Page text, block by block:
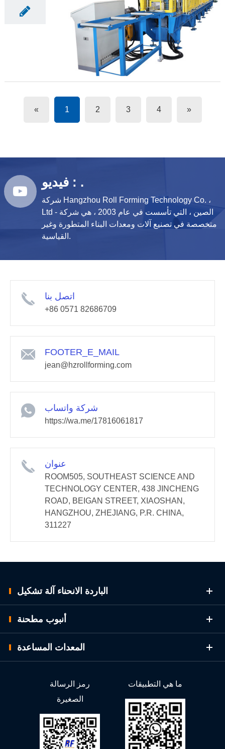
« 1 2 3 4 »
فيديو : .
شركة Hangzhou Roll Forming Technology Co. ،
Ltd - الصين ، التي تأسست في عام 2003 ، هي شركة
متخصصة في تصنيع آلات ومعدات البناء المتطورة وغير
القياسية.
اتصل بنا
+86 0571 82686709
FOOTER_E_MAIL
jean@hzrollforming.com
شركة واتساب
https://wa.me/17816061817
عنوان
ROOM505, SOUTHEAST SCIENCE AND
TECHNOLOGY CENTER, 438 JINCHENG
ROAD, BEIGAN STREET, XIAOSHAN,
HANGZHOU, ZHEJIANG, P.R. CHINA,
311227
الباردة الانحناء آلة تشكيل
أنبوب مطحنة
المعدات المساعدة
رمز الرسالة
الصغيرة
ما هي التطبيقات